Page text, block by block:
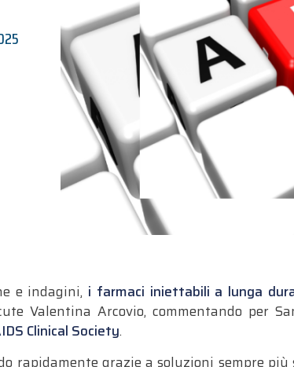
e indagini, i farmaci iniettabili a lunga
Valentina Arcovio, commentando per
Clinical Society.
rapidamente grazie a soluzioni sempre